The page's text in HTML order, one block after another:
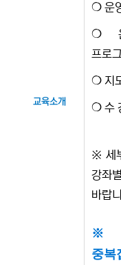
교육소개
​❍ 운
❍ 운
프로
❍ 지
❍ 수
※ 세
강좌
바랍
※
중복